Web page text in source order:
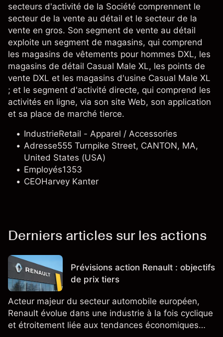
secteurs d'activité de la Société comprennent le
secteur de la vente au détail et le secteur de la
vente en gros. Son segment de vente au détail
exploite un segment de magasins, qui comprend
les magasins de vêtements pour hommes DXL, les
magasins de détail Casual Male XL, les points de
vente DXL et les magasins d'usine Casual Male XL
; et le segment d'activité directe, qui comprend les
activités en ligne, via son site Web, son application
et sa place de marché tierce.
IndustrieRetail - Apparel / Accessories
Adresse555 Turnpike Street, CANTON, MA,
United States (USA)
Employés1353
CEOHarvey Kanter
Derniers articles sur les actions
Prévisions action Renault : objectifs
de prix tiers
Acteur majeur du secteur automobile européen,
Renault évolue dans une industrie à la fois cyclique
et étroitement liée aux tendances économiques